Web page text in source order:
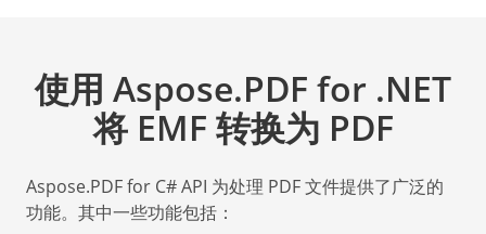
使用 Aspose.PDF for .NET
将 EMF 转换为 PDF
Aspose.PDF for C# API 为处理 PDF 文件提供了广泛的
功能。其中一些功能包括：